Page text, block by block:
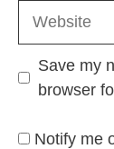
Save my
browser
Notify me